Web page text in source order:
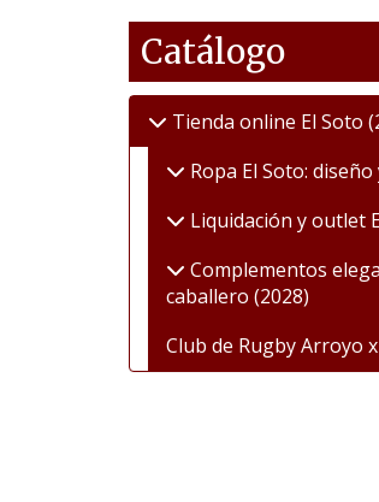
Catálogo
Tienda online El Soto
Ropa El Soto: diseño
Liquidación y outlet
Complementos
caballero (2028)
Club de Rugby Arroyo